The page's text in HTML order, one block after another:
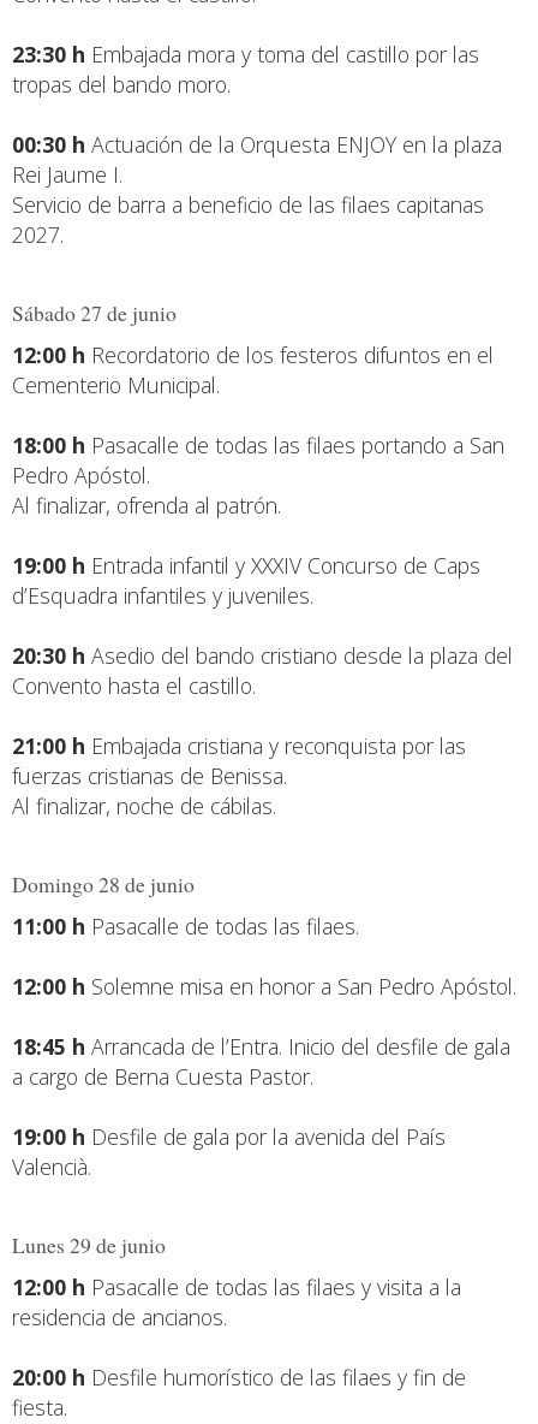
23:30 h Embajada mora y toma del castillo por las
tropas del bando moro.
00:30 h Actuación de la Orquesta ENJOY en la plaza
Rei Jaume I.
Servicio de barra a beneficio de las filaes capitanas
2027.
Sábado 27 de junio
12:00 h Recordatorio de los festeros difuntos en el
Cementerio Municipal.
18:00 h Pasacalle de todas las filaes portando a San
Pedro Apóstol.
Al finalizar, ofrenda al patrón.
19:00 h Entrada infantil y XXXIV Concurso de Caps
d’Esquadra infantiles y juveniles.
20:30 h Asedio del bando cristiano desde la plaza del
Convento hasta el castillo.
21:00 h Embajada cristiana y reconquista por las
fuerzas cristianas de Benissa.
Al finalizar, noche de cábilas.
Domingo 28 de junio
11:00 h Pasacalle de todas las filaes.
12:00 h Solemne misa en honor a San Pedro Apóstol.
18:45 h Arrancada de l’Entra. Inicio del desfile de gala
a cargo de Berna Cuesta Pastor.
19:00 h Desfile de gala por la avenida del País
Valencià.
Lunes 29 de junio
12:00 h Pasacalle de todas las filaes y visita a la
residencia de ancianos.
20:00 h Desfile humorístico de las filaes y fin de
fiesta.